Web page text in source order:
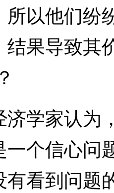
所以他们纷
结果导致其
家认为
一个信心问
有看到问题